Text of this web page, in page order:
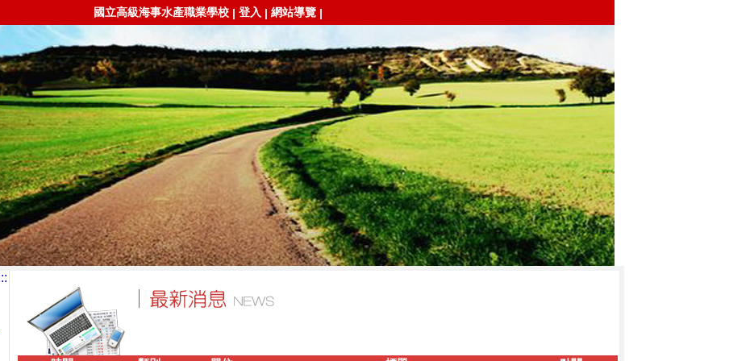
國立高級海事水產職業學校 | 登入 | 網站導覽 |